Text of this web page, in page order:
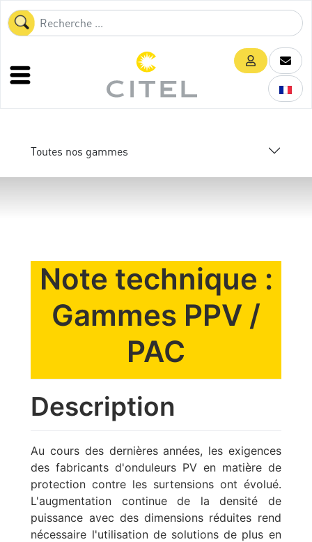
Toutes nos gammes
Note technique :
Gammes PPV /
PAC
Description
Au cours des dernières années, les exigences
des fabricants d'onduleurs PV en matière de
protection contre les surtensions ont évolué.
L'augmentation continue de la densité de
puissance avec des dimensions réduites rend
nécessaire l'utilisation de solutions de plus en